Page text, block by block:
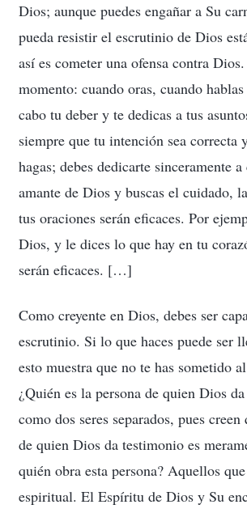
Dios; aunque puedes engañar a Su
pueda resistir el escrutinio de Dios
así es cometer una ofensa contra
momento: cuando oras, cuando
cabo tu deber y te dedicas a tus
siempre que tu intención sea correcta
hagas; debes dedicarte sinceramente
amante de Dios y buscas el cuidado,
tus oraciones serán eficaces. Por
Dios, y le dices lo que hay en tu
serán eficaces. […]
Como creyente en Dios, debes ser
escrutinio. Si lo que haces puede ser
esto muestra que no te has sometido
¿Quién es la persona de quien Dios
como dos seres separados, pues
de quien Dios da testimonio es
quién obra esta persona? Aquellos
espiritual. El Espíritu de Dios y Su